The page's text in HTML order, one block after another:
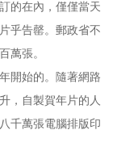
的在內，僅僅當天
乎告罄。郵政省不
萬張。
開始的。隨著網路
，自製賀年片的人
千萬張電腦排版印